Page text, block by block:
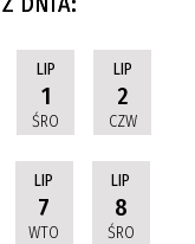
LIP
1
ŚRO
LIP
2
CZW
LIP
7
WTO
LIP
8
ŚRO